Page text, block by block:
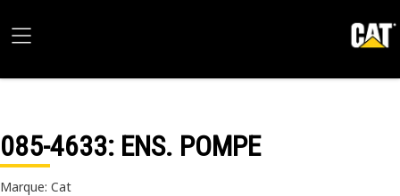
085-4633: ENS. POMPE
Marque: Cat